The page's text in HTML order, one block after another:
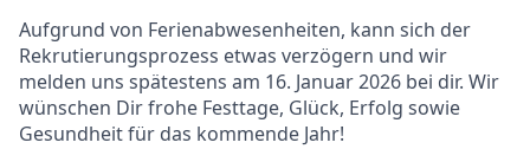
Aufgrund von Ferienabwesenheiten, kann sich der
Rekrutierungsprozess etwas verzögern und wir
melden uns spätestens am 16. Januar 2026 bei dir. Wir
wünschen Dir frohe Festtage, Glück, Erfolg sowie
Gesundheit für das kommende Jahr!